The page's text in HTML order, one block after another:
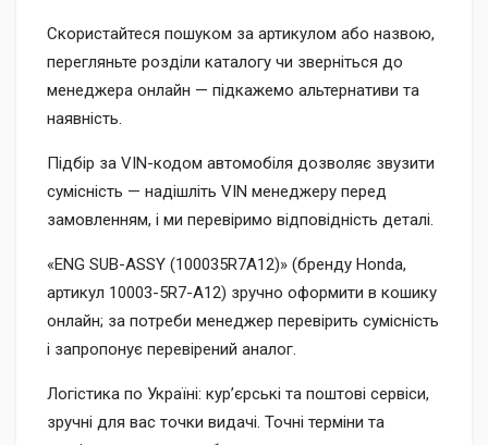
Скористайтеся пошуком за артикулом або назвою,
перегляньте розділи каталогу чи зверніться до
менеджера онлайн — підкажемо альтернативи та
наявність.
Підбір за VIN-кодом автомобіля дозволяє звузити
сумісність — надішліть VIN менеджеру перед
замовленням, і ми перевіримо відповідність деталі.
«ENG SUB-ASSY (100035R7A12)» (бренду Honda,
артикул 10003-5R7-A12) зручно оформити в кошику
онлайн; за потреби менеджер перевірить сумісність
і запропонує перевірений аналог.
Логістика по Україні: кур’єрські та поштові сервіси,
зручні для вас точки видачі. Точні терміни та